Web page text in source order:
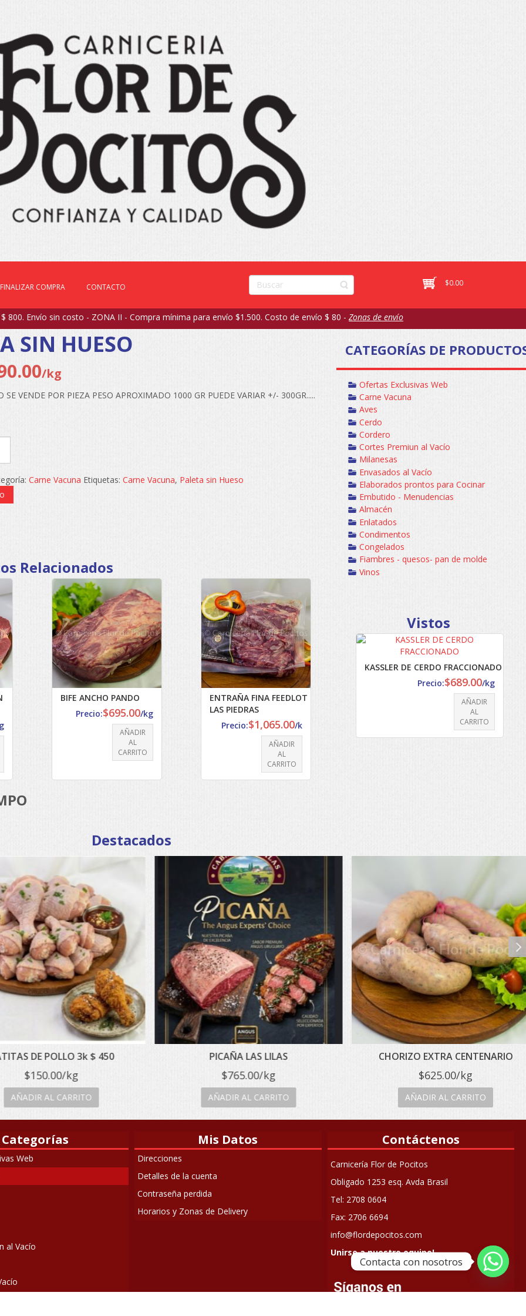
FINALIZAR COMPRA CONTACTO $0.00
800. Envío sin costo - ZONA II - Compra mínima para envío $1.500. Costo de envío $ 80 - Zonas de envío
SIN HUESO
/kg
SE VENDE POR PIEZA PESO APROXIMADO 1000 GR PUEDE VARIAR +/- 300GR.....
Carne Vacuna Etiquetas: Carne Vacuna, Paleta sin Hueso
Relacionados
BIFE ANCHO PANDO
Precio:$695.00/kg
AÑADIR
AL
CARRITO
ENTRAÑA FINA FEEDLOT
LAS PIEDRAS
Precio:$1,065.00/k
AÑADIR
AL
CARRITO
CATEGORÍAS DE
Ofertas Exclusivas Web
Carne Vacuna
Aves
Cerdo
Cordero
Cortes Premiun al Vacío
Milanesas
Envasados al Vacío
Elaborados prontos para Cocinar
Embutido - Menudencias
Almacén
Enlatados
Condimentos
Congelados
Fiambres - quesos- pan de molde
Vinos
Vistos
KASSLER DE CERDO FRACCIONADO
Precio:$689.00/kg
AÑADIR
AL
CARRITO
Destacados
DE POLLO 3k $ 450
150.00/kg
AL CARRITO
PICAÑA LAS LILAS
765.00/kg
AÑADIR AL CARRITO
CHORIZO EXTRA CENTENARIO
625.00/kg
AÑADIR AL CARRITO
Categorías
Web
al Vacío
Mis Datos
Direcciones
Detalles de la cuenta
Contraseña perdida
Horarios y Zonas de Delivery
Contáctenos
Carnicería Flor de Pocitos
Obligado 1253 esq. Avda Brasil
Tel: 2708 0604
Fax: 2706 6694
info@flordepocitos.com
Unirse a nuestro equipo!
Contacta con nosotros